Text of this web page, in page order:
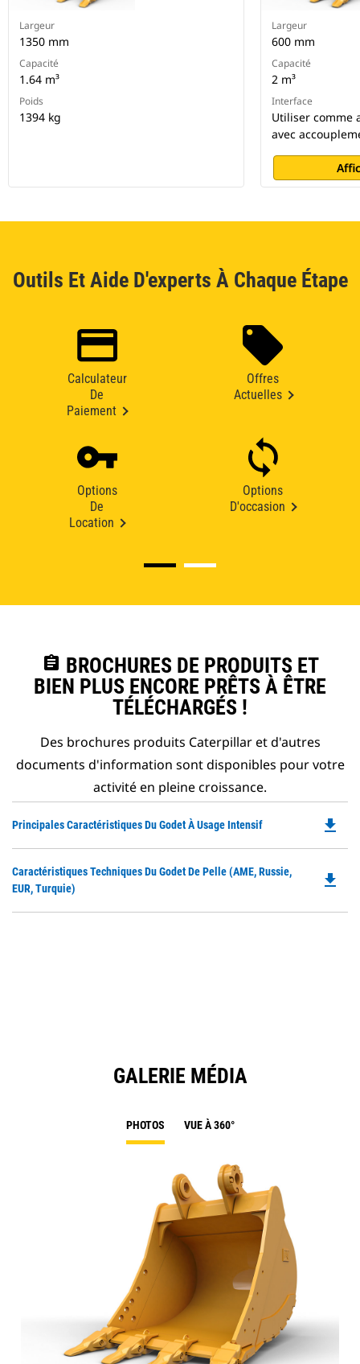
Largeur
1350 mm
Capacité
1.64 m³
Poids
1394 kg
Largeur
600 mm
Capacité
2 m³
Interface
Utiliser comme
avec
Outils Et Aide D'experts À Chaque Étape
Calculateur
De
Paiement
Offres
Actuelles
Options
De
Location
Options
D'occasion
assignment BROCHURES DE PRODUITS ET
BIEN PLUS ENCORE PRÊTS À ÊTRE
TÉLÉCHARGÉS !
Des brochures produits Caterpillar et d'autres
documents d'information sont disponibles pour votre
activité en pleine croissance.
Principales Caractéristiques Du Godet À Usage Intensif file_download
Caractéristiques Techniques Du Godet De Pelle (AME, Russie,
EUR, Turquie)
file_download
GALERIE MÉDIA
PHOTOS VUE À 360°